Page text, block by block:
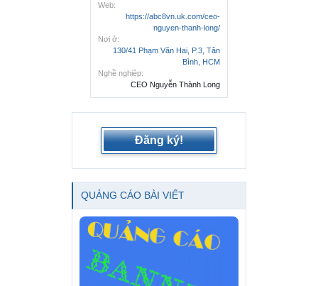
Web:
https://abc8vn.uk.com/ceo-
nguyen-thanh-long/
Nơi ở:
130/41 Phạm Văn Hai, P.3, Tân
Bình, HCM
Nghề nghiệp:
CEO Nguyễn Thành Long
Đăng ký!
QUẢNG CÁO BÀI VIẾT